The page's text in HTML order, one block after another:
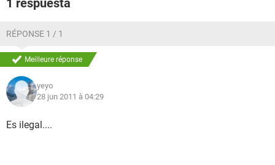
1 respuesta
RÉPONSE 1 / 1
Meilleure réponse
yeyo
28 jun 2011 à 04:29
Es ilegal....